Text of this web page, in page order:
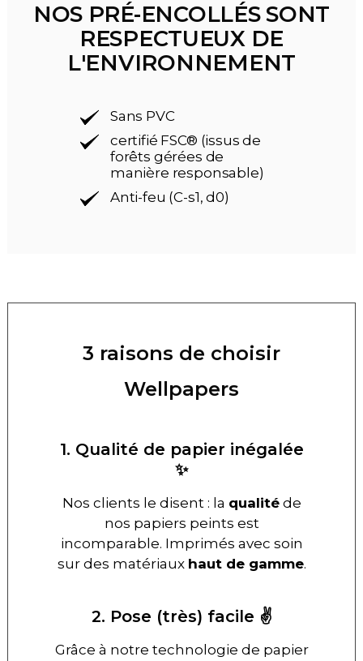
NOS PRÉ-ENCOLLÉS SONT
RESPECTUEUX DE
L'ENVIRONNEMENT
Sans PVC
certifié FSC® (issus de
forêts gérées de
manière responsable)
Anti-feu (C-s1, d0)
3 raisons de choisir
Wellpapers
1. Qualité de papier inégalée
✨
Nos clients le disent : la qualitéde
nos papiers peints est
incomparable. Imprimés avec soin
sur des matériaux haut de gamme.
2. Pose (très) facile ✌️
Grâce à notre technologie de papier